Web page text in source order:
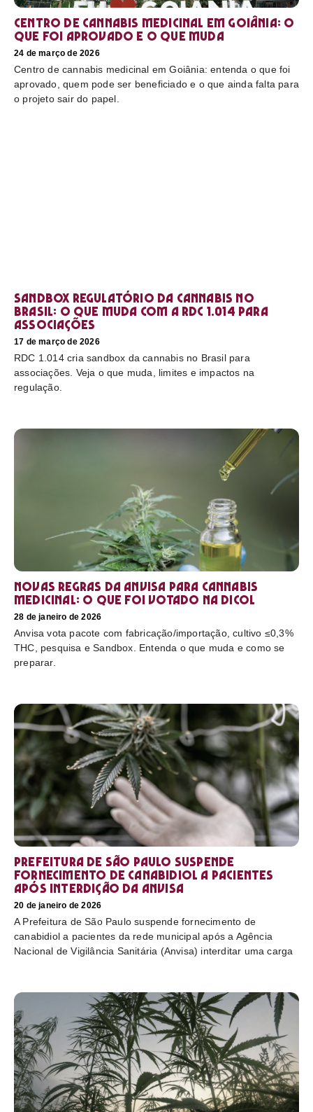
Centro de cannabis medicinal em Goiânia: o
que foi aprovado e o que muda
24 de março de 2026
Centro de cannabis medicinal em Goiânia: entenda o que foi
aprovado, quem pode ser beneficiado e o que ainda falta para
o projeto sair do papel.
Sandbox regulatório da cannabis no
Brasil: o que muda com a RDC 1.014 para
associações
17 de março de 2026
RDC 1.014 cria sandbox da cannabis no Brasil para
associações. Veja o que muda, limites e impactos na
regulação.
Novas regras da Anvisa para cannabis
medicinal: o que foi votado na Dicol
28 de janeiro de 2026
Anvisa vota pacote com fabricação/importação, cultivo ≤0,3%
THC, pesquisa e Sandbox. Entenda o que muda e como se
preparar.
Prefeitura de São Paulo suspende
fornecimento de canabidiol a pacientes
após interdição da Anvisa
20 de janeiro de 2026
A Prefeitura de São Paulo suspende fornecimento de
canabidiol a pacientes da rede municipal após a Agência
Nacional de Vigilância Sanitária (Anvisa) interditar uma carga